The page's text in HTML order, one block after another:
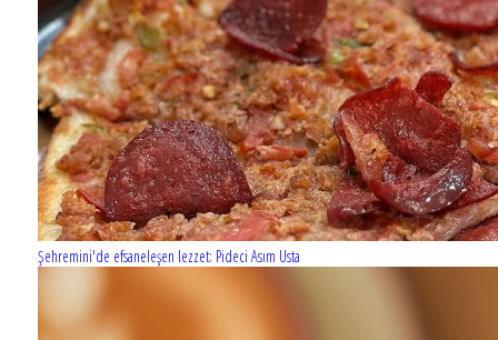
Şehremini'de efsaneleşen lezzet: Pideci Asım Usta